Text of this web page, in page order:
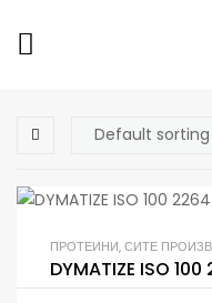
ПРОТЕИНИ,СИТЕ
DYMATIZE ISO